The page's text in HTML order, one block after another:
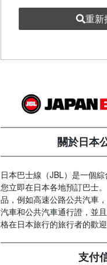
重新
關於日本
日本巴士線（JBL）是一個
您立即在日本各地預訂巴士
品，例如高速公路公共汽車
汽車和公共汽車通行證，並
格在日本旅行的旅行者的歡迎
支付